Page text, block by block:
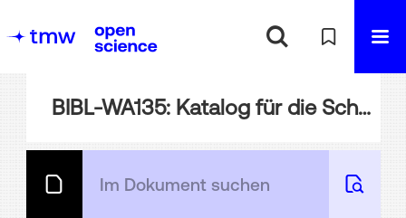
BIBL-WA135: Katalog für die Schweizerische Abtheilung der Wiener Welt-Ausstellung 1873